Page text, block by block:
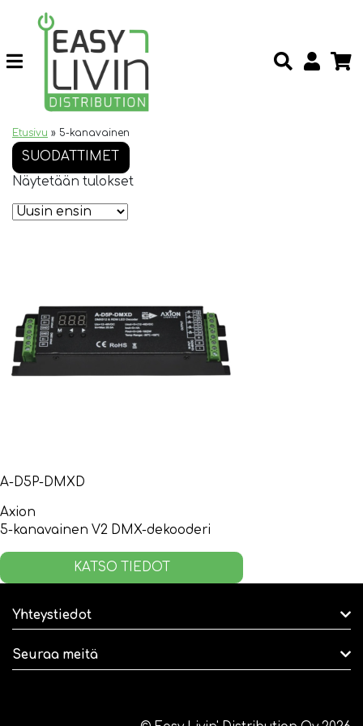
Etusivu » 5-kanavainen
SUODATTIMET
Näytetään tulokset
A-D5P-DMXD
Axion
5-kanavainen V2 DMX-dekooderi
KATSO TIEDOT
Yhteystiedot
Seuraa meitä